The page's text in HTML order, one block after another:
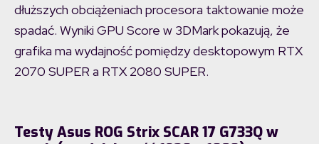
dłuższych obciążeniach procesora taktowanie może
spadać. Wyniki GPU Score w 3DMark pokazują, że
grafika ma wydajność pomiędzy desktopowym RTX
2070 SUPER a RTX 2080 SUPER.
Testy Asus ROG Strix SCAR 17 G733Q w